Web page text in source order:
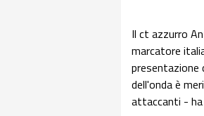
Il ct azzurro
marcatore
presentazione
dell'onda è
attaccanti - ha